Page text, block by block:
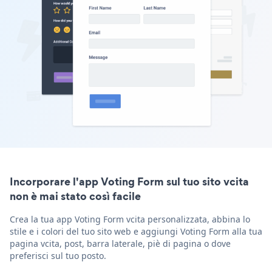
Incorporare l'app Voting Form sul tuo sito vcita
non è mai stato così facile
Crea la tua app Voting Form vcita personalizzata, abbina lo
stile e i colori del tuo sito web e aggiungi Voting Form alla tua
pagina vcita, post, barra laterale, piè di pagina o dove
preferisci sul tuo posto.